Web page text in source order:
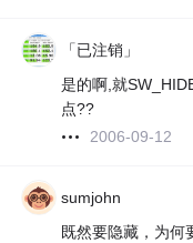
「已注销」
是的啊,就
点??
2006-09-12
sumjohn
既然要隐藏，为何